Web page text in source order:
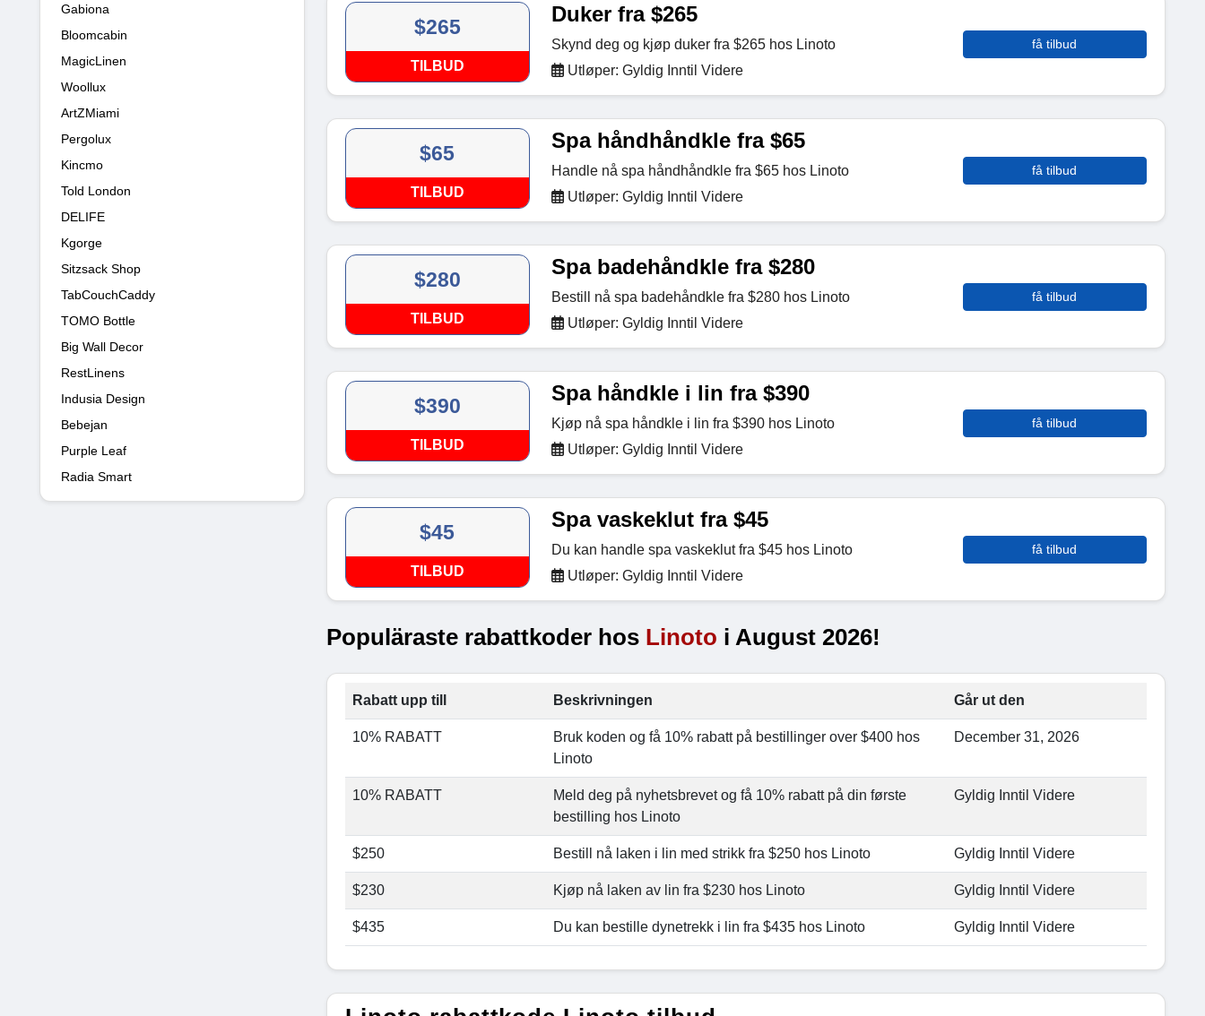
Gabiona
Bloomcabin
MagicLinen
Woollux
ArtZMiami
Pergolux
Kincmo
Told London
DELIFE
Kgorge
Sitzsack Shop
TabCouchCaddy
TOMO Bottle
Big Wall Decor
RestLinens
Indusia Design
Bebejan
Purple Leaf
Radia Smart
$265
TILBUD
Duker fra $265
Skynd deg og kjøp duker fra $265 hos Linoto
Utløper: Gyldig Inntil Videre
få tilbud
$65
TILBUD
Spa håndhåndkle fra $65
Handle nå spa håndhåndkle fra $65 hos Linoto
Utløper: Gyldig Inntil Videre
få tilbud
$280
TILBUD
Spa badehåndkle fra $280
Bestill nå spa badehåndkle fra $280 hos Linoto
Utløper: Gyldig Inntil Videre
få tilbud
$390
TILBUD
Spa håndkle i lin fra $390
Kjøp nå spa håndkle i lin fra $390 hos Linoto
Utløper: Gyldig Inntil Videre
få tilbud
$45
TILBUD
Spa vaskeklut fra $45
Du kan handle spa vaskeklut fra $45 hos Linoto
Utløper: Gyldig Inntil Videre
få tilbud
Populäraste rabattkoder hos Linoto i August 2026!
Rabatt upp till Beskrivningen Går ut den
10% RABATT
Bruk koden og få 10% rabatt på bestillinger over $400 hos
Linoto
December 31, 2026
10% RABATT
Meld deg på nyhetsbrevet og få 10% rabatt på din første
bestilling hos Linoto
Gyldig Inntil Videre
$250 Bestill nå laken i lin med strikk fra $250 hos Linoto Gyldig Inntil Videre
$230 Kjøp nå laken av lin fra $230 hos Linoto Gyldig Inntil Videre
$435 Du kan bestille dynetrekk i lin fra $435 hos Linoto Gyldig Inntil Videre